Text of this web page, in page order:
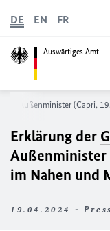
Auswärtiges Amt
DE EN FR
Außenminister (Capri,
Erklärung der
Außenminister
im Nahen und
19.04.2024 -